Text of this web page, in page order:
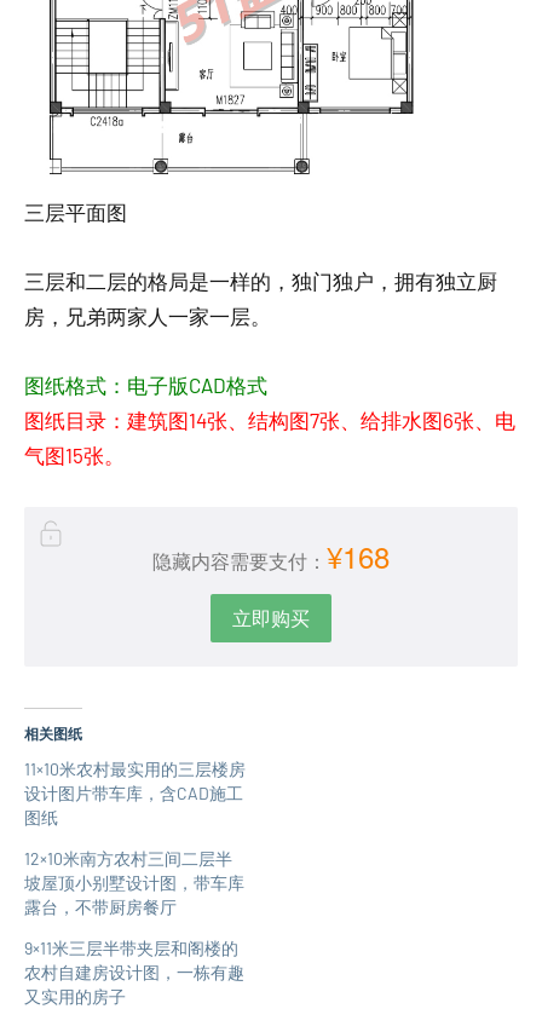
三层平面图
三层和二层的格局是一样的，独门独户，拥有独立厨
房，兄弟两家人一家一层。
图纸格式：电子版CAD格式
图纸目录：建筑图14张、结构图7张、给排水图6张、电
气图15张。
隐藏内容需要支付： ¥168
立即购买
相关图纸
11×10米农村最实用的三层楼房
设计图片带车库，含CAD施工
图纸
12×10米南方农村三间二层半
坡屋顶小别墅设计图，带车库
露台，不带厨房餐厅
9×11米三层半带夹层和阁楼的
农村自建房设计图，一栋有趣
又实用的房子